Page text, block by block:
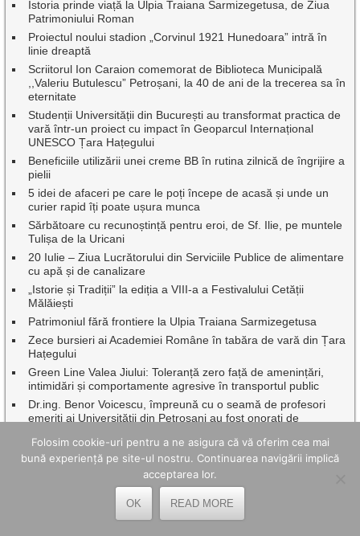
Istoria prinde viață la Ulpia Traiana Sarmizegetusa, de Ziua
Patrimoniului Roman
Proiectul noului stadion „Corvinul 1921 Hunedoara” intră în
linie dreaptă
Scriitorul Ion Caraion comemorat de Biblioteca Municipală
,,Valeriu Butulescu” Petroșani, la 40 de ani de la trecerea sa în
eternitate
Studenții Universității din București au transformat practica de
vară într-un proiect cu impact în Geoparcul Internațional
UNESCO Țara Hațegului
Beneficiile utilizării unei creme BB în rutina zilnică de îngrijire a
pielii
5 idei de afaceri pe care le poți începe de acasă și unde un
curier rapid îți poate ușura munca
Sărbătoare cu recunoștință pentru eroi, de Sf. Ilie, pe muntele
Tulișa de la Uricani
20 Iulie – Ziua Lucrătorului din Serviciile Publice de alimentare
cu apă și de canalizare
„Istorie și Tradiții” la ediția a VIII-a a Festivalului Cetății
Mălăiești
Patrimoniul fără frontiere la Ulpia Traiana Sarmizegetusa
Zece bursieri ai Academiei Române în tabăra de vară din Țara
Hațegului
Green Line Valea Jiului: Toleranță zero față de amenințări,
intimidări și comportamente agresive în transportul public
Dr.ing. Benor Voicescu, împreună cu o seamă de profesori
emeriți ai Universității din Petroșani au fost onorați de
Continuă asfaltările, pe mai multe artere rutiere din Petroșani
CELE MAI BUNE ARTICOLE ȘI PAGINI
Folosim cookie-uri pentru a ne asigura că vă oferim cea mai
bună experiență pe site-ul nostru. Continuarea navigării implică
acceptarea lor.
OK READ MORE